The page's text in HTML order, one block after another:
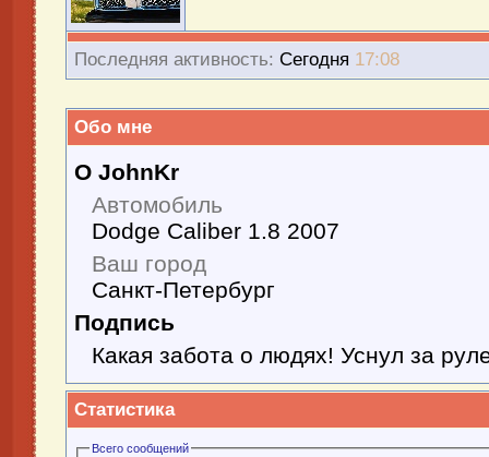
Последняя активность: Сегодня 17:08
Обо мне
О JohnKr
Автомобиль
Dodge Caliber 1.8 2007
Ваш город
Санкт-Петербург
Подпись
Какая забота о людях! Уснул за
Статистика
Всего сообщений